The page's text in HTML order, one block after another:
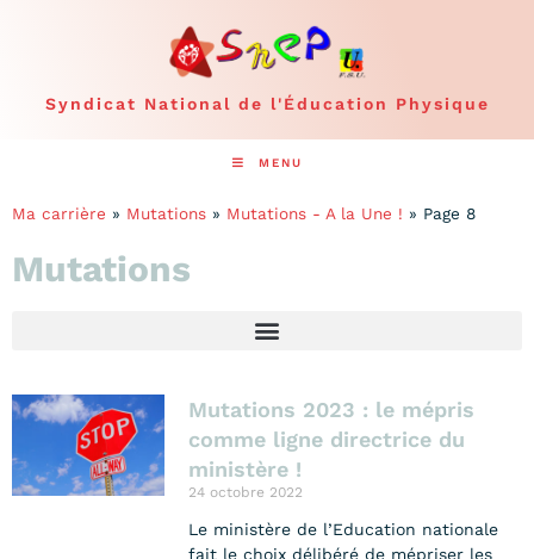
Syndicat National de l'Éducation Physique
MENU
Ma carrière » Mutations » Mutations - A la Une ! » Page 8
Mutations
Mutations 2023 : le mépris
comme ligne directrice du
ministère !
24 octobre 2022
Le ministère de l’Education nationale
fait le choix délibéré de mépriser les